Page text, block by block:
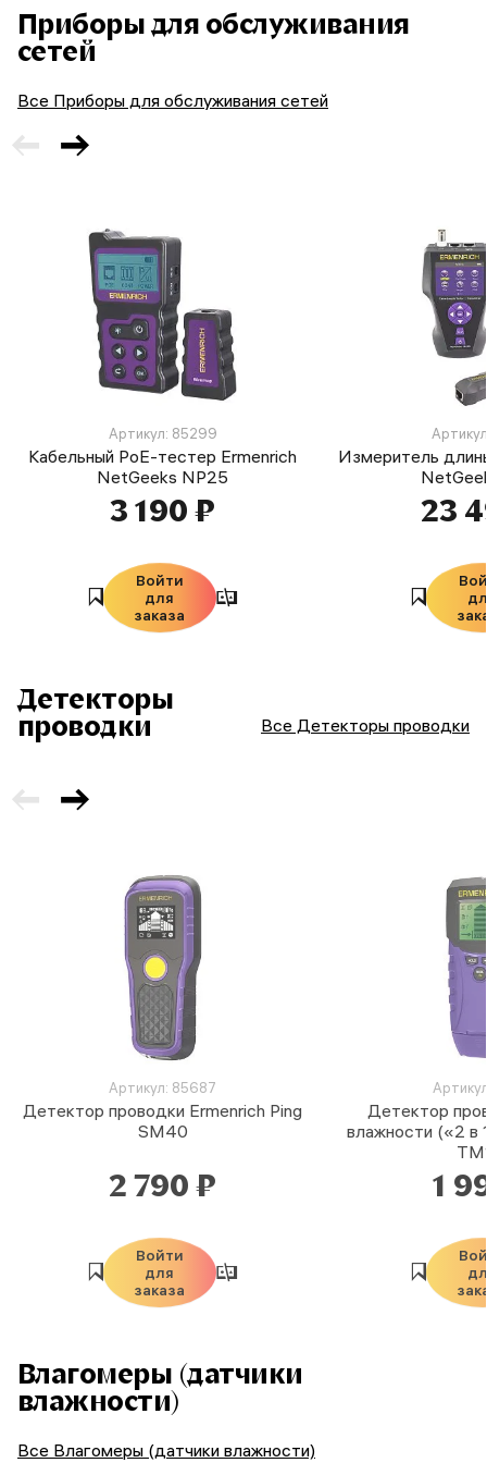
Приборы для обслуживания
сетей
Все Приборы для обслуживания сетей
Артикул: 85299
Кабельный PoE-тестер Ermenrich
NetGeeks NP25
3 190 ₽
Войти
для
заказа
Измеритель
23
Детекторы
проводки
Все Детекторы проводки
Артикул: 85687
Детектор проводки Ermenrich Ping
SM40
2 790 ₽
Войти
для
заказа
Детектор
влажности («2 в
1
Влагомеры (датчики
влажности)
Все Влагомеры (датчики влажности)